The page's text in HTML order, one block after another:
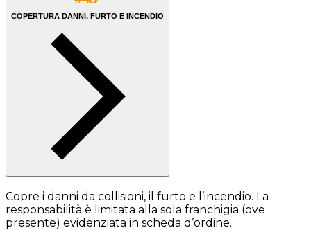
COPERTURA DANNI, FURTO E INCENDIO
Copre i danni da collisioni, il furto e l’incendio. La
responsabilità è limitata alla sola franchigia (ove
presente) evidenziata in scheda d’ordine.